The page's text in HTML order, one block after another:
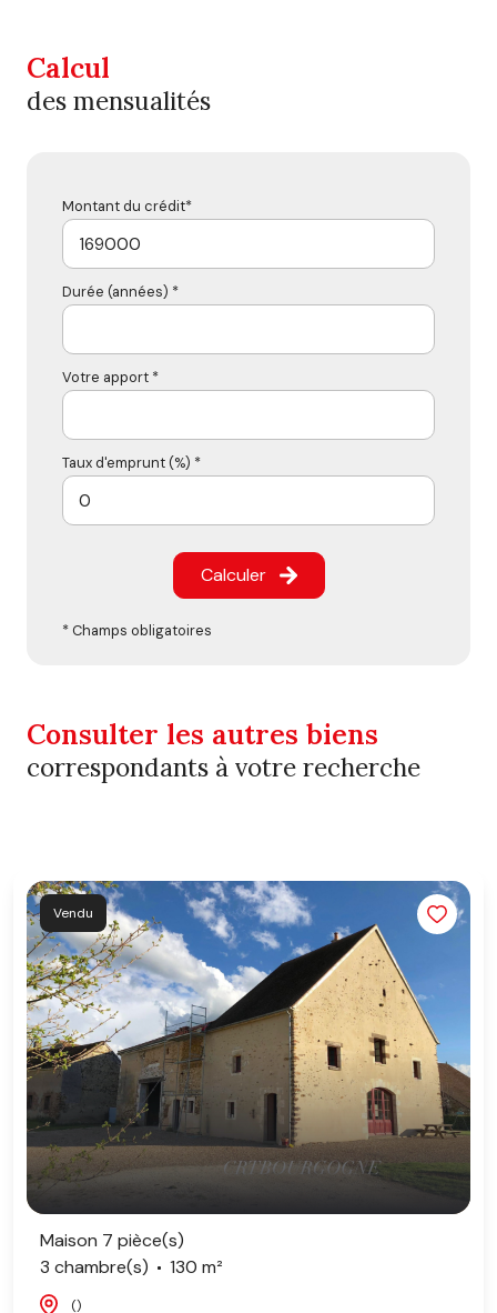
Calcul
des mensualités
Montant du crédit*
Durée (années) *
Votre apport *
Taux d'emprunt (%) *
Calculer
* Champs obligatoires
Consulter les autres biens
correspondants à votre recherche
Vendu
Maison 7 pièce(s)
3 chambre(s)
130 m²
()